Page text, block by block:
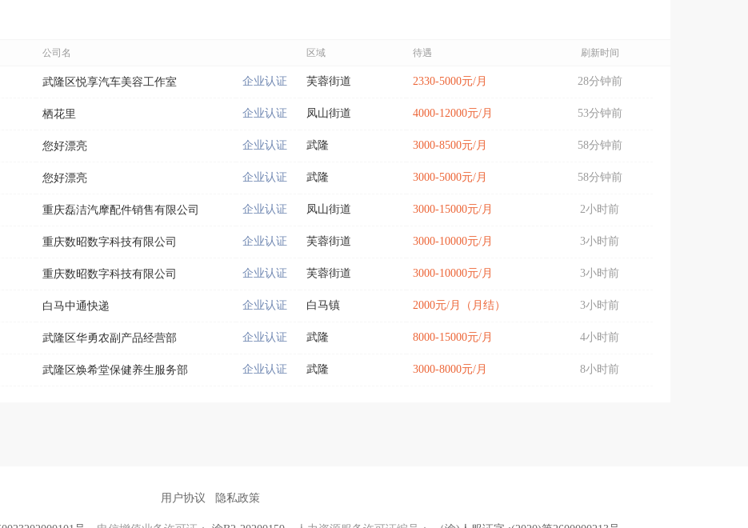
公司名 区域 待遇 刷新时间
武隆区悦享汽车美容工作室 企业认证 芙蓉街道 2330-5000元/月 28分钟前
栖花里 企业认证 凤山街道 4000-12000元/月 53分钟前
您好漂亮 企业认证 武隆 3000-8500元/月 58分钟前
您好漂亮 企业认证 武隆 3000-5000元/月 58分钟前
重庆磊洁汽摩配件销售有限公司 企业认证 凤山街道 3000-15000元/月 2小时前
重庆数昭数字科技有限公司 企业认证 芙蓉街道 3000-10000元/月 3小时前
重庆数昭数字科技有限公司 企业认证 芙蓉街道 3000-10000元/月 3小时前
白马中通快递 企业认证 白马镇 2000元/月（月结） 3小时前
武隆区华勇农副产品经营部 企业认证 武隆 8000-15000元/月 4小时前
武隆区焕希堂保健养生服务部 企业认证 武隆 3000-8000元/月 8小时前
用户协议 隐私政策